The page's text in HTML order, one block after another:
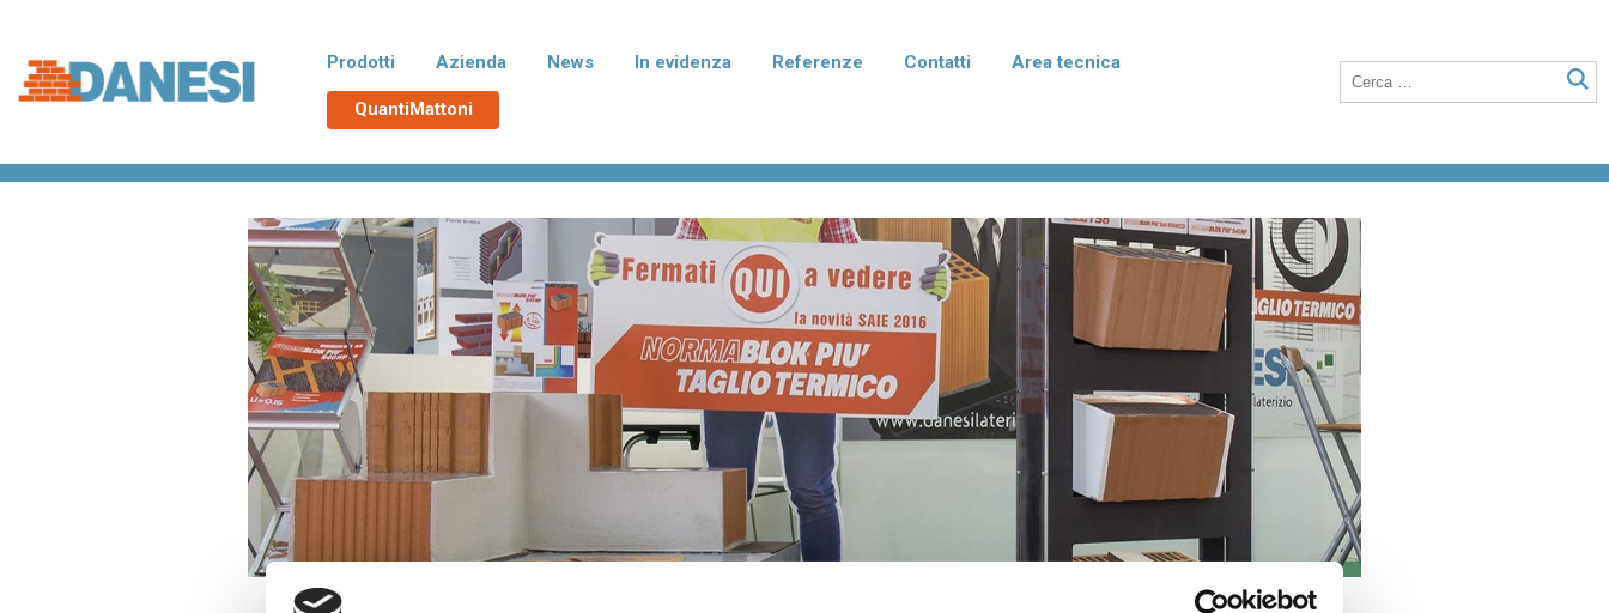
Prodotti Azienda News In evidenza Referenze Contatti Area tecnica
QuantiMattoni
Normablok Più CAM
alle richieste CAM necessarie
all’ottenimento del Superbonus 110%,
con polistirene additivato di grafite
Neopor® BMB di BASF. Un EPS derivato
da materie prime rinnovabili e non fossili.
Normablok Più
additivato di grafite per murature armate,
tamponamento e correzione dei ponti
termici dei pilastri.
Normablok Più Taglio Termico
additivato di grafite per l'isolamento della
fondazione e del solaio.
Poroton Plan
prestazioni termiche, anche a setti sottili
o integrati con polistirene addittivato di
grafite.
Blocchi in laterizio porizzati con elevate
prestazioni per murature portanti, anche
in zona sismica, e di tamponamento.
Laterizio Tradizionale
Blocchi per murature portanti, anche in
zona sismica, e di tamponamento.
Laterizio per divisori
Blocchi per pareti di divisione tra unità
abitative e tramezzature interne.
Laterizio per solai
Blocchi per solai a nervature parallele,
anche utilizzabili in abbinamento a tutti i
tipi di travetti o su lastre in calcestruzzo.
Malte e accessori
Accessori quali malte termiche, collanti
cementizi e fasce tagliagiunti.